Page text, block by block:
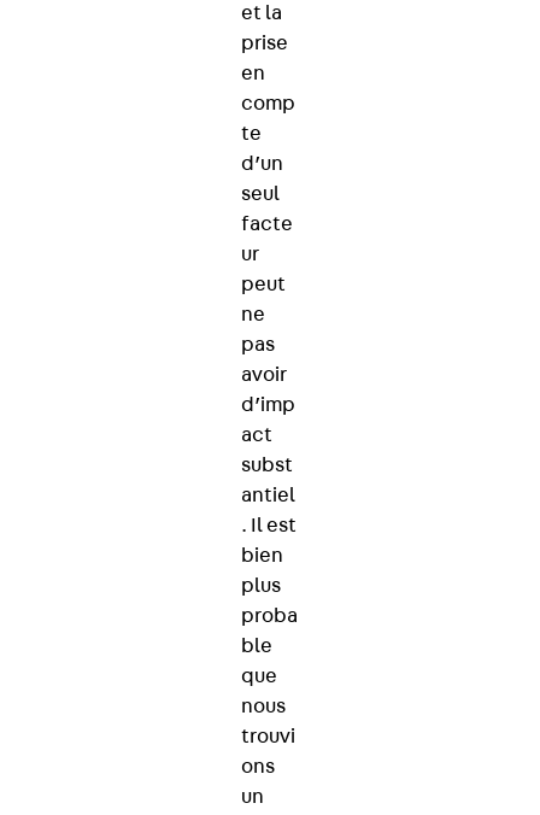
et la
prise
en
comp
te
d’un
seul
facte
ur
peut
ne
pas
avoir
d’imp
act
subst
antiel
. Il est
bien
plus
proba
ble
que
nous
trouvi
ons
un